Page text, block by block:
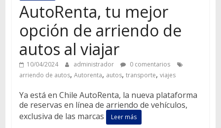
AutoRenta, tu mejor
opción de arriendo de
autos al viajar
10/04/2024 administrador
0 comentarios
arriendo de autos, Autorenta, autos, transporte, viajes
Ya está en Chile AutoRenta, la nueva plataforma
de reservas en línea de arriendo de vehículos,
exclusiva de las marcas
Leer más